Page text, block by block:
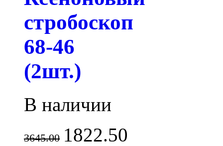
стробоскоп
68-46
(2шт.)
В наличии
3645.00 1822.50